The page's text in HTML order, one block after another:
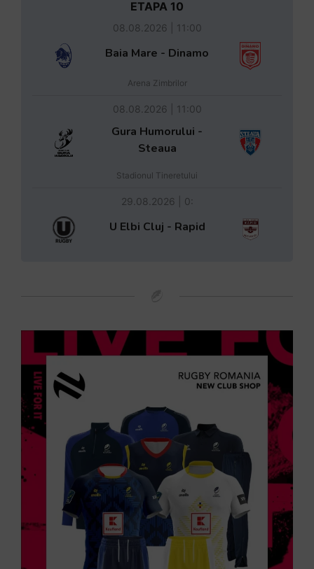
ETAPA 10
08.08.2026 | 11:00
Baia Mare - Dinamo
Arena Zimbrilor
08.08.2026 | 11:00
Gura Humorului -
Steaua
Stadionul Tineretului
29.08.2026 | 0:
U Elbi Cluj - Rapid